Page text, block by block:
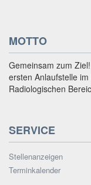
MOTTO
Gemeinsam zum
ersten Anlaufstelle
Radiologischen
SERVICE
Stellenanzeigen
Terminkalender